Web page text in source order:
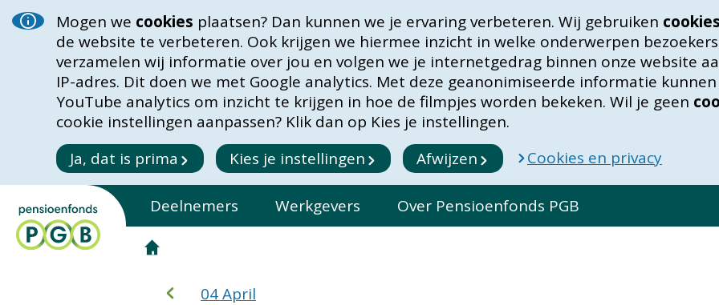
Mogen we cookies plaatsen? Dan kunnen we je ervaring verbeteren. Wij gebruiken cookies
de website te verbeteren. Ook krijgen we hiermee inzicht in welke onderwerpen
verzamelen wij informatie over jou en volgen we je internetgedrag binnen onze website
IP-adres. Dit doen we met Google analytics. Met deze geanonimiseerde informatie
YouTube analytics om inzicht te krijgen in hoe de filmpjes worden bekeken. Wil je geen
cookie instellingen aanpassen? Klik dan op Kies je instellingen.
Ja, dat is prima
Kies je instellingen Afwijzen Cookies en privacy
Deelnemers Werkgevers Over Pensioenfonds PGB
04 April